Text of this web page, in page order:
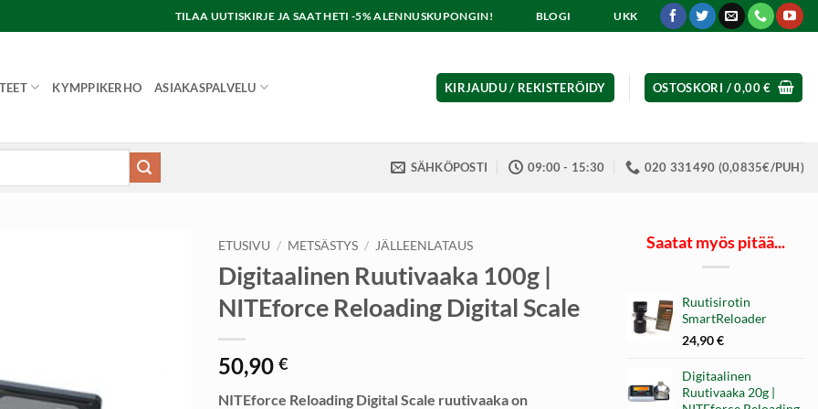
TILAA UUTISKIRJE JA SAAT HETI -5% ALENNUSKUPONGIN! BLOGI UKK
KYMPPIKERHO ASIAKASPALVELU KIRJAUDU / REKISTERÖIDY OSTOSKORI /0,00€
SÄHKÖPOSTI 09:00 - 15:30 020 331490 (0,0835€/PUH)
ETUSIVU / METSÄSTYS / JÄLLEENLATAUS
Digitaalinen Ruutivaaka 100g |
NITEforce Reloading Digital Scale
50,90 €
NITEforce Reloading Digital Scale ruutivaaka on
Saatat myös pitää...
Ruutisirotin
SmartReloader
24,90€
Digitaalinen
Ruutivaaka 20g |